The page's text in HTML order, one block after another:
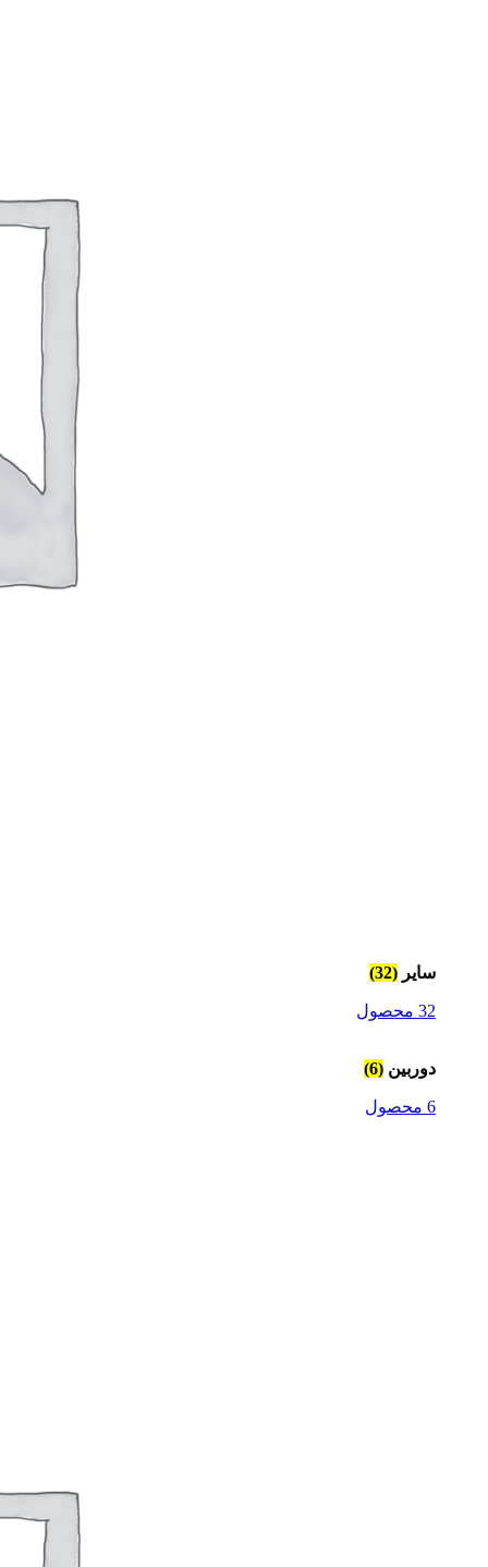
سایر (32)
32 محصول
دوربین (6)
6 محصول